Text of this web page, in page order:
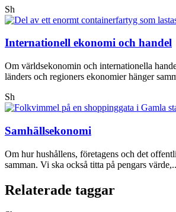
Sh
Internationell ekonomi och handel
Om världsekonomin och internationella
länders och regioners ekonomier hänger
Sh
Samhällsekonomi
Om hur hushållens, företagens och det
samman. Vi ska också titta på pengars
Relaterade taggar